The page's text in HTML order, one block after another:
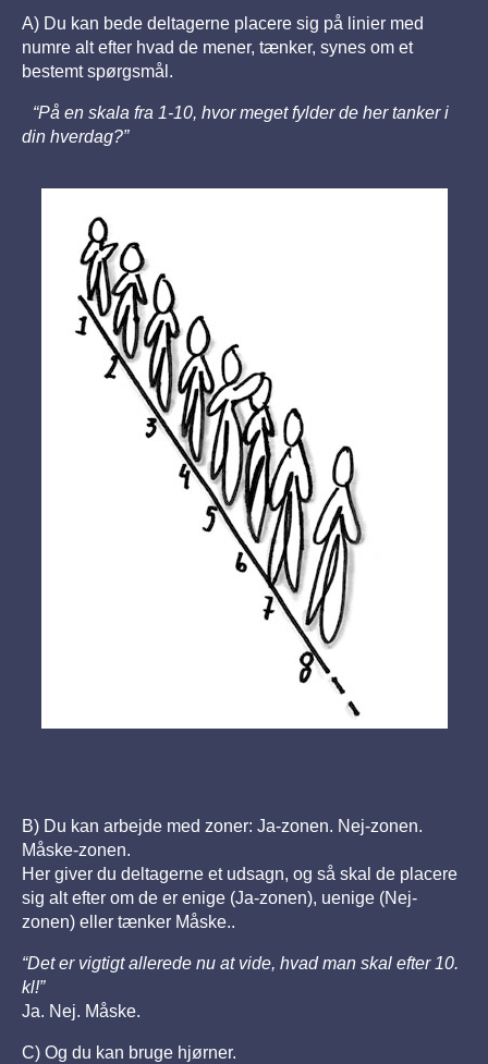
A) Du kan bede deltagerne placere sig på linier med
numre alt efter hvad de mener, tænker, synes om et
bestemt spørgsmål.
“På en skala fra 1-10, hvor meget fylder de her tanker i
din hverdag?”
B) Du kan arbejde med zoner: Ja-zonen. Nej-zonen.
Måske-zonen.
Her giver du deltagerne et udsagn, og så skal de placere
sig alt efter om de er enige (Ja-zonen), uenige (Nej-
zonen) eller tænker Måske..
“Det er vigtigt allerede nu at vide, hvad man skal efter 10.
kl!”
Ja. Nej. Måske.
C) Og du kan bruge hjørner.